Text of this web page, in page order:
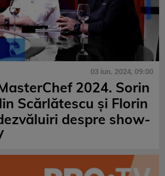
03 iun. 2024, 09:00
2024. Sorin
Scărlătescu și Florin
despre show-